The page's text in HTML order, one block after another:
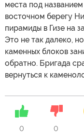
места под
восточном берегу
пирамиды в Гизе на
Это не так далеко,
каменных блоков
обратно. Бригада
вернуться к
0 0